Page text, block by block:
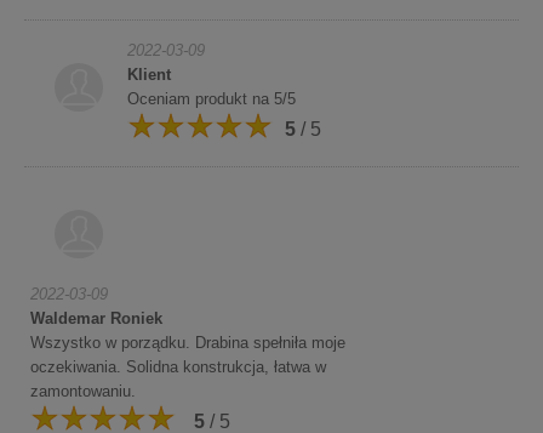
2022-03-09
Klient
Oceniam produkt na 5/5
5 / 5
2022-03-09
Waldemar Roniek
Wszystko w porządku. Drabina spełniła moje
oczekiwania. Solidna konstrukcja, łatwa w
zamontowaniu.
5 / 5